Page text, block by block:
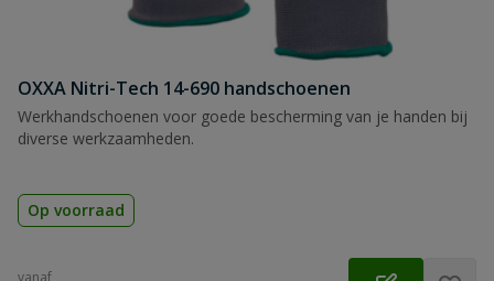
OXXA Nitri-Tech 14-690 handschoenen
Werkhandschoenen voor goede bescherming van je handen bij
diverse werkzaamheden.
Op voorraad
vanaf